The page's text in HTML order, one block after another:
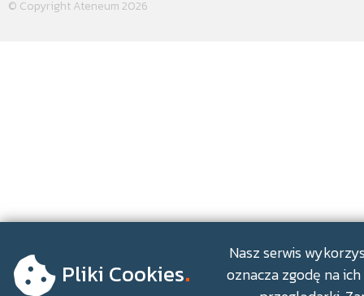
© Copyright Ateneum 2026
Pliki Cookies.
Nasz serwis
oznacza zgodę na